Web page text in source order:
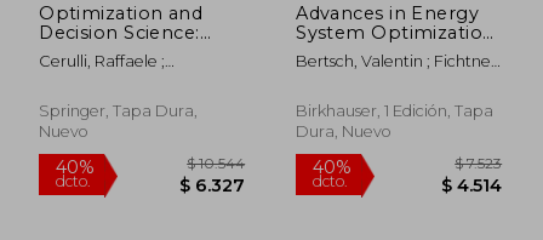
Optimization and
Decision Science:
Ods, Virtual
Conference,
(en Inglés)
Cerulli, Raffaele ;
Guerriero, Francesca
Springer, Tapa Dura,
Nuevo
Advances in Energy
System Optimization:
Proceedings of the
First International
Energy System
Optimization (en
Bertsch, Valentin ; Fichtner,
Birkhauser, 1 Edición, Tapa
Dura, Nuevo